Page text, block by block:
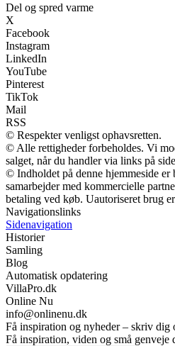
Del og spred varme
X
Facebook
Instagram
LinkedIn
YouTube
Pinterest
TikTok
Mail
RSS
© Respekter venligst ophavsretten.
© Alle rettigheder forbeholdes. Vi
salget, når du handler via links på
© Indholdet på denne hjemmeside er
samarbejder med kommercielle
betaling ved køb. Uautoriseret brug
Navigationslinks
Sidenavigation
Historier
Samling
Blog
Automatisk opdatering
VillaPro.dk
Online Nu
info@onlinenu.dk
Få inspiration og nyheder – skriv dig
Få inspiration, viden og små genveje